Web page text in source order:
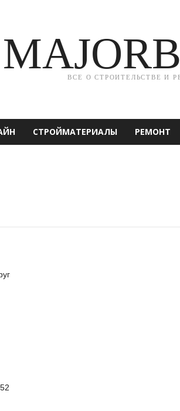
ВСЕ О СТРОИТЕЛЬСТВЕ И
СТРОЙМАТЕРИАЛЫ РЕМОНТ